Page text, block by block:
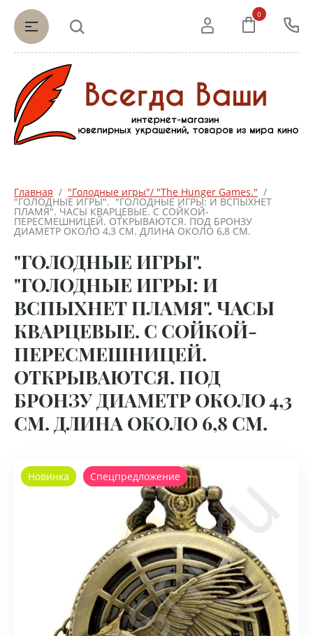
0
Главная
  /
"Голодные игры"/ "The Hunger Games."
  /
"ГОЛОДНЫЕ ИГРЫ".  "ГОЛОДНЫЕ ИГРЫ: И ВСПЫХНЕТ
ПЛАМЯ". ЧАСЫ КВАРЦЕВЫЕ. С СОЙКОЙ-
ПЕРЕСМЕШНИЦЕЙ. ОТКРЫВАЮТСЯ. ПОД БРОНЗУ
ДИАМЕТР ОКОЛО 4,3 СМ. ДЛИНА ОКОЛО 6,8 СМ.
"ГОЛОДНЫЕ ИГРЫ".
"ГОЛОДНЫЕ ИГРЫ: И
ВСПЫХНЕТ ПЛАМЯ". ЧАСЫ
КВАРЦЕВЫЕ. С СОЙКОЙ-
ПЕРЕСМЕШНИЦЕЙ.
ОТКРЫВАЮТСЯ. ПОД
БРОНЗУ ДИАМЕТР ОКОЛО 4,3
СМ. ДЛИНА ОКОЛО 6,8 СМ.
Новинка Спецпредложение